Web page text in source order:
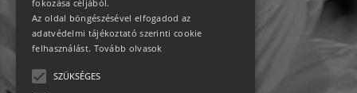
Adatvédelem
fokozása céljából.
Az oldal böngészésével elfogadod az
adatvédelmi tájékoztató szerinti cookie
felhasználást. Tovább olvasok
SZÜKSÉGES